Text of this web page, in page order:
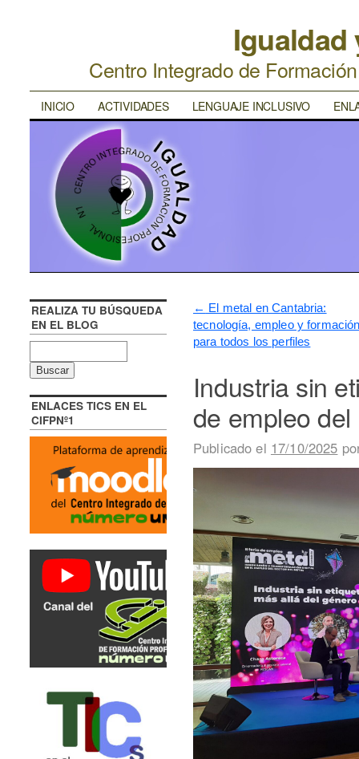
Igualdad
Centro Integrado de
INICIO ACTIVIDADES LENGUAJE INCLUSIVO
← El metal en Cantabria:
tecnología, empleo y
para todos los perfiles
Industria sin
de empleo
Publicado el 17/10/2025
REALIZA TU BÚSQUEDA
EN EL BLOG
ENLACES TICS EN EL
CIFPNº1